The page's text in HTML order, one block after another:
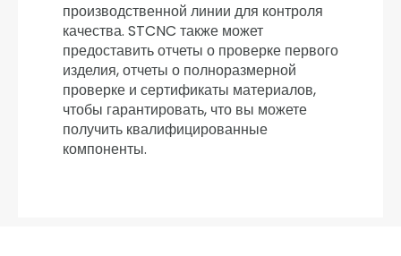
производственной линии для контроля
качества. STCNC также может
предоставить отчеты о проверке первого
изделия, отчеты о полноразмерной
проверке и сертификаты материалов,
чтобы гарантировать, что вы можете
получить квалифицированные
компоненты.